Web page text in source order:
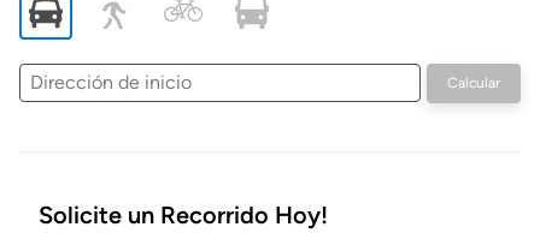
Dirección
de
Calcular
Solicite un Recorrido Hoy!